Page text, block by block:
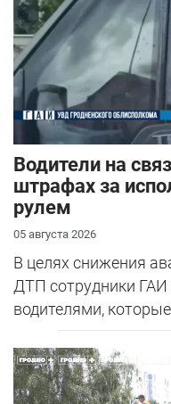
Водители на
штрафах за
рулем
05 августа 2026
В целях снижения
ДТП сотрудники ГАИ
водителями,